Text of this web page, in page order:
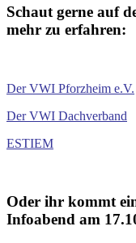
Schaut gerne auf
mehr zu erfahren:
Der VWI Pforzheim e.V.
Der VWI Dachverband
ESTIEM
Oder ihr kommt
Infoabend am